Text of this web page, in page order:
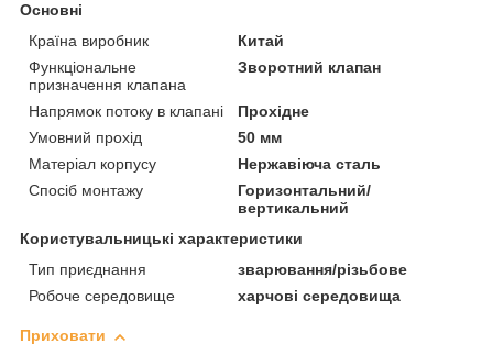
Основні
Країна виробник
Китай
Функціональне
призначення клапана
Зворотний клапан
Напрямок потоку в клапані
Прохідне
Умовний прохід
50 мм
Матеріал корпусу
Нержавіюча сталь
Спосіб монтажу
Горизонтальний/
вертикальний
Користувальницькі характеристики
Тип приєднання
зварювання/різьбове
Робоче середовище
харчові середовища
Приховати